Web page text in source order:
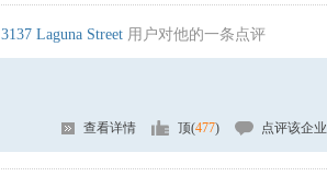
3137 Laguna Street 用户对他的一条点评
查看详情 顶(477) 点评该企业